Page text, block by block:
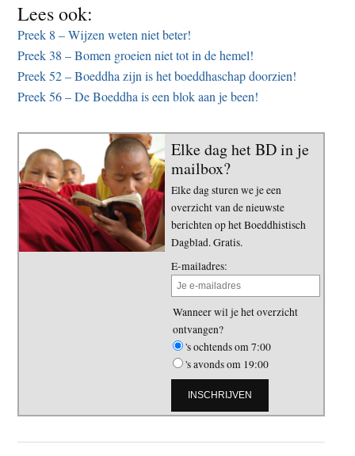
Lees ook:
Preek 8 – Wijzen weten niet beter!
Preek 38 – Bomen groeien niet tot in de hemel!
Preek 52 – Boeddha zijn is het boeddhaschap doorzien!
Preek 56 – De Boeddha is een blok aan je been!
Elke dag het BD in je
mailbox?
Elke dag sturen we je een
overzicht van de nieuwste
berichten op het Boeddhistisch
Dagblad. Gratis.
E-mailadres:
Wanneer wil je het overzicht
ontvangen?
's ochtends om 7:00
's avonds om 19:00